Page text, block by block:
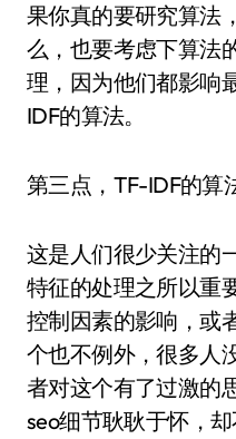
果你真的要研究算法
么，也要考虑下算法
理，因为他们都影响
IDF的算法。
第三点，TF-IDF的算
这是人们很少关注的
特征的处理之所以重
控制因素的影响，或
个也不例外，很多人
者对这个有了过激的
seo细节耿耿于怀，